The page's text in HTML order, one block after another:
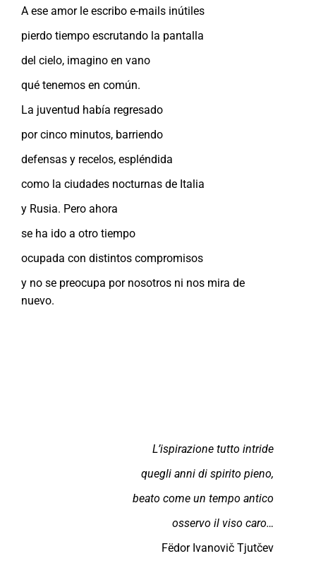
A ese amor le escribo e-mails inútiles
pierdo tiempo escrutando la pantalla
del cielo, imagino en vano
qué tenemos en común.
La juventud había regresado
por cinco minutos, barriendo
defensas y recelos, espléndida
como la ciudades nocturnas de Italia
y Rusia. Pero ahora
se ha ido a otro tiempo
ocupada con distintos compromisos
y no se preocupa por nosotros ni nos mira de
nuevo.
L’ispirazione tutto intride
quegli anni di spirito pieno,
beato come un tempo antico
osservo il viso caro…
Fëdor Ivanovič Tjutčev